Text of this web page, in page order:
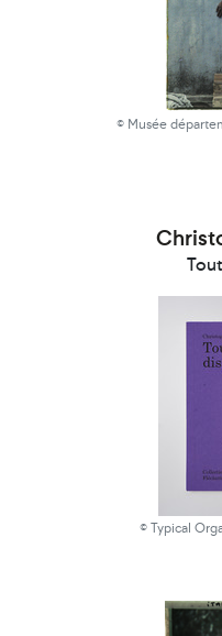
© Musée
© Typical